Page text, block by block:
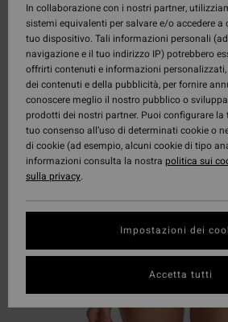
In collaborazione con i nostri partner,
sistemi equivalenti per salvare e/o accedere
tuo dispositivo. Tali informazioni personali
navigazione e il tuo indirizzo IP) potrebbero
offrirti contenuti e informazioni personalizzati,
dei contenuti e della pubblicità, per fornire
conoscere meglio il nostro pubblico o
prodotti dei nostri partner. Puoi configurare
tuo consenso all’uso di determinati cookie o
di cookie (ad esempio, alcuni cookie di tipo
informazioni consulta la nostra politica sui
sulla privacy.
Impostazioni dei
Accetta tutti